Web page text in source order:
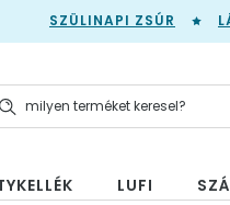
SZÜLINAPI ZSÚR
LUFI